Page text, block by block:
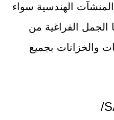
الهندسية سواء
الجمل الفراغية من
والخزانات بجميع